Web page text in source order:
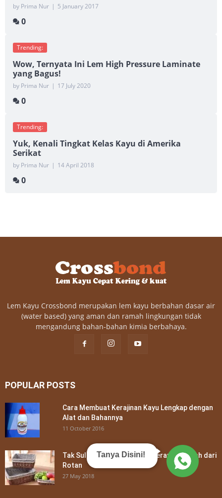
by Prima Nur | 5 January 2017
0
Trending:
Wow, Ternyata Ini Lem High Pressure Laminate
yang Bagus!
by Prima Nur | 17 July 2020
0
Trending:
Yuk, Kenali Tingkat Kelas Kayu di Amerika
Serikat
by Prima Nur | 14 April 2018
0
Lem Kayu Crossbond merupakan lem kayu berbahan dasar air
(water based) yang aman dan ramah lingkungan tidak
mengandung bahan-bahan kimia berbahaya.
POPULAR POSTS
Cara Membuat Kerajinan Kayu Lengkap dengan
Alat dan Bahannya
11 October 2016
Tak Sulit, Ini Cara Membuat Keranjang Buah dari
Rotan
27 May 2018
Tanya Disini!